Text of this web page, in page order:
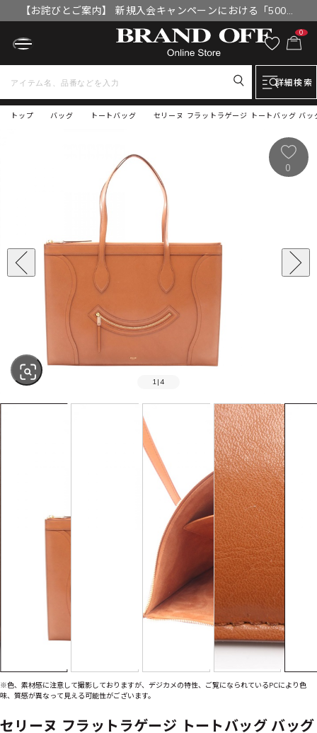
【お詫びとご案内】 新規入会キャンペーンにおける「500円
OFFクーポン」付与漏れと補填について
0
詳細検索
トップ セリーヌ フラットラゲージ トートバッグ バ
バッグ トートバッグ
1 |4
0
※色、素材感に注意して撮影しておりますが、デジカメの特性、ご覧になられているPCにより色
味、質感が異なって見える可能性がございます。
セリーヌ フラットラゲージ トートバッグ バッグ